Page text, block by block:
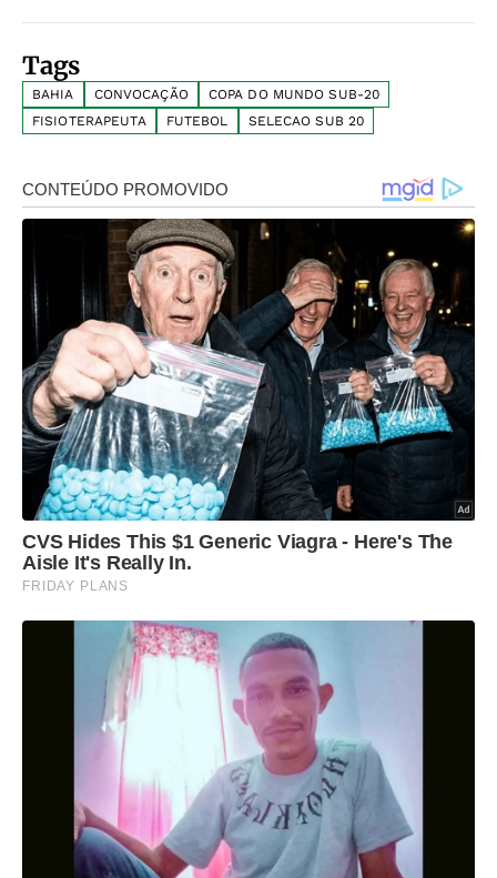
Tags
BAHIA CONVOCAÇÃO
COPA DO MUNDO SUB-20
FISIOTERAPEUTA
FUTEBOL SELECAO SUB 20